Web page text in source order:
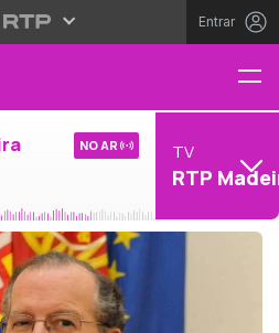
Entrar
NO AR TV
RTP